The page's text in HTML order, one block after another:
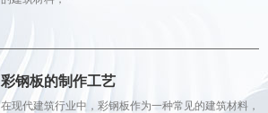
彩钢板的制作工艺
在现代建筑行业中，彩钢板作为一种常见的建筑材料，